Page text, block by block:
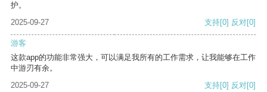
护。
2025-09-27
支持[0] 反对[0]
游客
这款app的功能非常强大，可以满足我所有的工作需求，让我能够在工作
中游刃有余。
2025-09-27
支持[0] 反对[0]